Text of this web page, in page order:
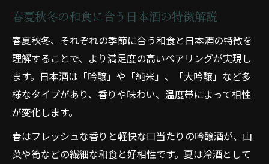
春夏秋冬の和食に合う日本酒の特徴解説
春夏秋冬、それぞれの季節に合う和食と日本酒の特徴を
理解することで、より満足度の高いペアリングが実現し
ます。日本酒は「吟醸」や「純米」、「大吟醸」など多
様なタイプがあり、香りや味わい、温度帯によって相性
が変化します。
春はフレッシュな香りと軽快な口当たりの吟醸酒が、山
菜や筍などの繊細な和食と好相性です。夏は冷酒として